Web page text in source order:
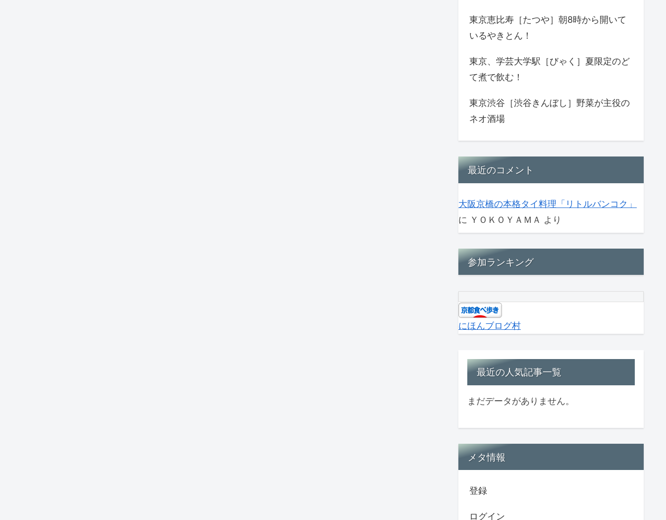
東京恵比寿［たつや］朝8時から開いて
いるやきとん！
東京、学芸大学駅［びゃく］夏限定のど
て煮で飲む！
東京渋谷［渋谷きんぼし］野菜が主役の
ネオ酒場
最近のコメント
大阪京橋の本格タイ料理「リトルバンコク」
に ＹＯＫＯＹＡＭＡ より
参加ランキング
にほんブログ村
最近の人気記事一覧
まだデータがありません。
メタ情報
登録
ログイン